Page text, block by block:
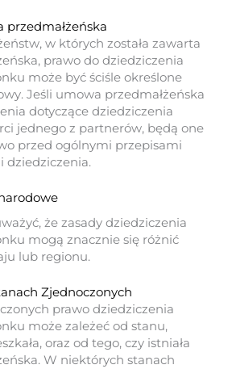
przedmałżeńska
w których została zawarta
prawo do dziedziczenia
może być ściśle określone
Jeśli umowa przedmałżeńska
dotyczące dziedziczenia
jednego z partnerów, będą one
przed ogólnymi przepisami
dziedziczenia.
że zasady dziedziczenia
mogą znacznie się różnić
lub regionu.
Zjednoczonych
prawo dziedziczenia
może zależeć od stanu,
oraz od tego, czy istniała
W niektórych stanach